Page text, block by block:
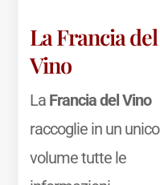
La Francia del
Vino
La Francia del Vino
raccoglie in un unico
volume tutte le